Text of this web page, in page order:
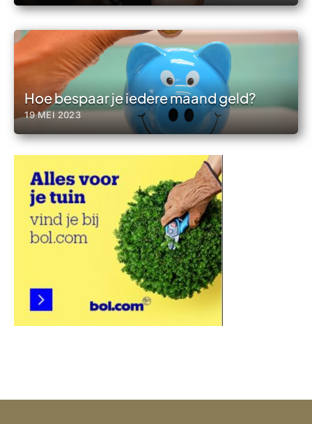
Hoe bespaar je iedere maand geld?
19 MEI 2023